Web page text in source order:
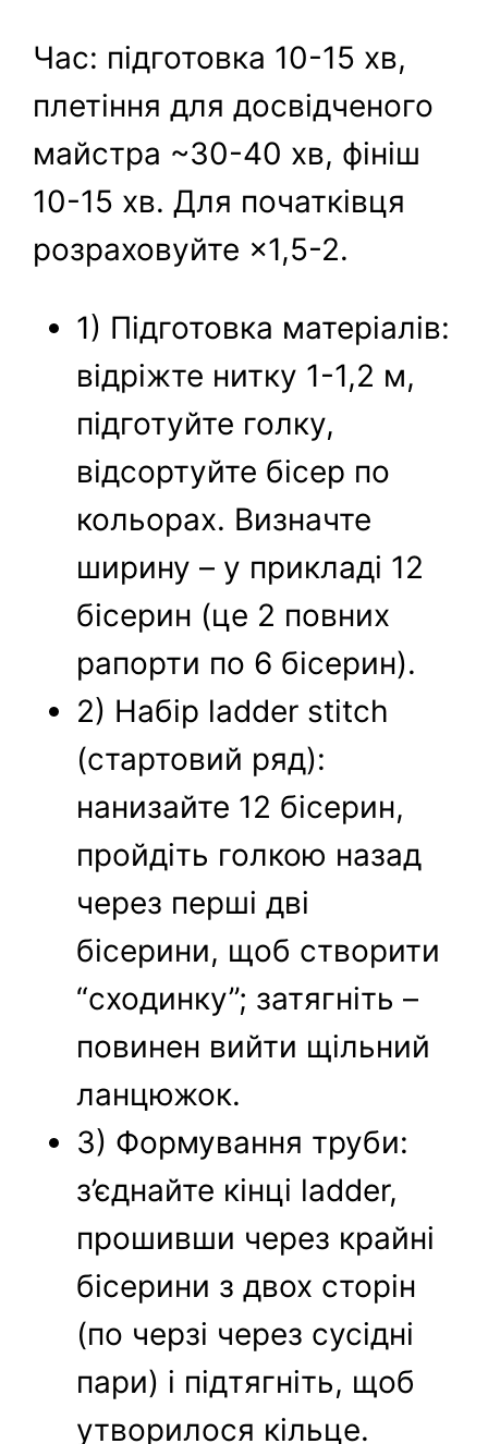
Час: підготовка 10-15 хв,
плетіння для досвідченого
майстра ~30-40 хв, фініш
10-15 хв. Для початківця
розраховуйте ×1,5-2.
1) Підготовка матеріалів:
відріжте нитку 1-1,2 м,
підготуйте голку,
відсортуйте бісер по
кольорах. Визначте
ширину – у прикладі 12
бісерин (це 2 повних
рапорти по 6 бісерин).
2) Набір ladder stitch
(стартовий ряд):
нанизайте 12 бісерин,
пройдіть голкою назад
через перші дві
бісерини, щоб створити
“сходинку”; затягніть –
повинен вийти щільний
ланцюжок.
3) Формування труби:
з’єднайте кінці ladder,
прошивши через крайні
бісерини з двох сторін
(по черзі через сусідні
пари) і підтягніть, щоб
утворилося кільце.